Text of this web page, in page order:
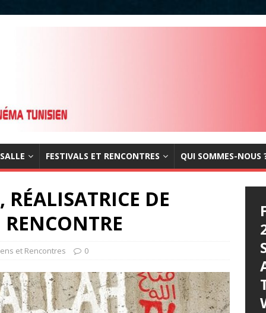
FESTIVALS ET RENCONTRES QUI SOMMES-NOUS
DE
et Rencontres 0